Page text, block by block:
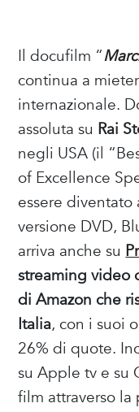
Il docufilm “
continua a
internazionale.
assoluta su Rai
negli USA (il
of Excellence
essere
versione DVD,
arriva anche su
streaming video
di Amazon che
Italia, con i suoi
26% di quote.
su Apple tv e su
film attraverso la